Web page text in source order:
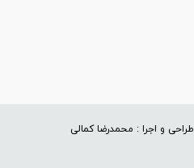
طراحی و اجرا : محمدرضا کمالی